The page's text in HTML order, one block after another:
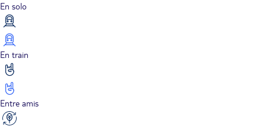
En solo
En train
Entre amis